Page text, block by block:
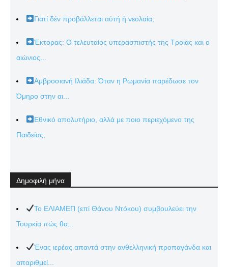
Γιατί δέν προβάλλεται αὐτή ἡ νεολαία;
Έκτορας: Ο τελευταίος υπερασπιστής της Τροίας και ο
αιώνιος...
Αμβροσιανή Ιλιάδα: Όταν η Ρωμανία παρέδωσε τον
Όμηρο στην αι...
Εθνικό απολυτήριο, αλλά με ποιο περιεχόμενο της
Παιδείας;
Δημοφιλή μήνα
Το ΕΛΙΑΜΕΠ (επί Θάνου Ντόκου) συμβουλεύει την
Τουρκία πώς θα...
Ένας ιερέας απαντά στην ανθελληνική προπαγάνδα και
απαριθμεί...